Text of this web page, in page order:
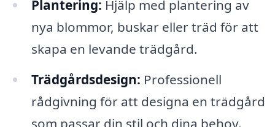
Plantering: Hjälp med plantering av
nya blommor, buskar eller träd för att
skapa en levande trädgård.
Trädgårdsdesign: Professionell
rådgivning för att designa en trädgård
som passar din stil och dina behov.